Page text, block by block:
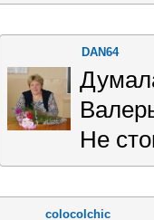
DAN64
Не
colocolchic